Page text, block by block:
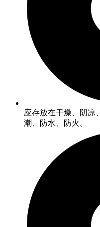
应存放在干燥、阴凉
潮、防水、防火。